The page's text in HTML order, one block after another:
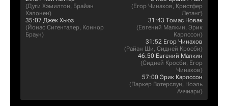
(Дуги Хэмилтон, Брайан
Халонен)
35:07 Джек Хьюз
(Йонас Сигенталер, Коннор
Браун)
(Егор Чинахов, Кристфер
Летанг)
31:43 Томас Новак
(Евгений Малкин, Эрик
Карлссон)
31:52 Егор Чинахов
(Райан Ши, Сидней Кросби)
46:50 Евгений Малкин
(Сидней Кросби, Егор
Чинахов)
57:00 Эрик Карлссон
(Паркер Вотерспун, Ноэль
Аччиари)